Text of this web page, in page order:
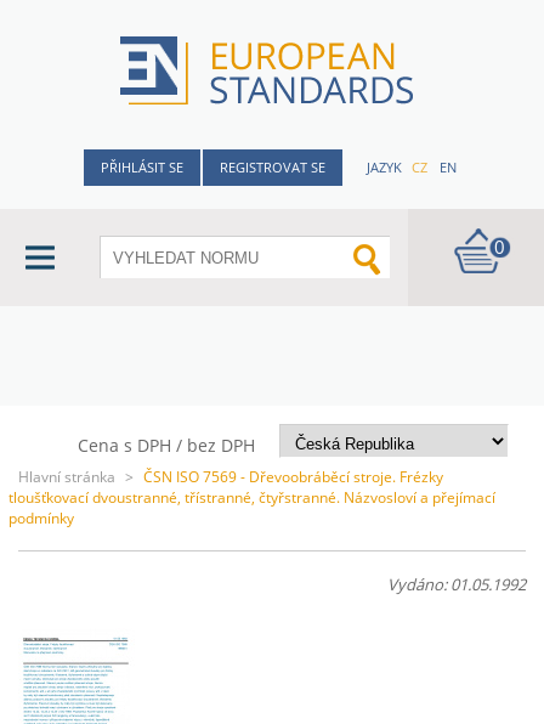
PŘIHLÁSIT SE REGISTROVAT SE JAZYK CZ EN
0
Cena s DPH / bez DPH
Hlavní stránka > ČSN ISO 7569 - Dřevoobráběcí stroje. Frézky
tloušťkovací dvoustranné, třístranné, čtyřstranné. Názvosloví a přejímací
podmínky
Vydáno: 01.05.1992